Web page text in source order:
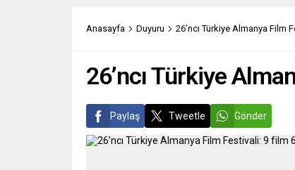
Anasayfa Duyuru 26’ncı Türkiye Almanya Film
26’ncı Türkiye
Paylaş Tweetle Gönder